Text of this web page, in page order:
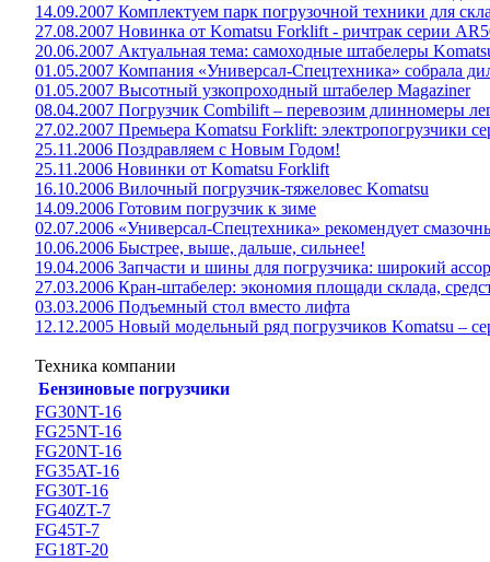
14.09.2007 Комплектуем парк погрузочной техники для
27.08.2007 Новинка от Komatsu Forklift - ричтрак серии
20.06.2007 Актуальная тема: самоходные штабелеры
01.05.2007 Компания «Универсал-Спецтехника» собрала
01.05.2007 Высотный узкопроходный штабелер Magaziner
08.04.2007 Погрузчик Combilift – перевозим длинномеры
27.02.2007 Премьера Komatsu Forklift: электропогрузчики
25.11.2006 Поздравляем с Новым Годом!
25.11.2006 Новинки от Komatsu Forklift
16.10.2006 Вилочный погрузчик-тяжеловес Komatsu
14.09.2006 Готовим погрузчик к зиме
02.07.2006 «Универсал-Спецтехника» рекомендует
10.06.2006 Быстрее, выше, дальше, сильнее!
19.04.2006 Запчасти и шины для погрузчика: широкий
27.03.2006 Кран-штабелер: экономия площади склада,
03.03.2006 Подъемный стол вместо лифта
12.12.2005 Новый модельный ряд погрузчиков Komatsu –
Техника компании
Бензиновые погрузчики
FG30NT-16
FG25NT-16
FG20NT-16
FG35AT-16
FG30T-16
FG40ZT-7
FG45T-7
FG18T-20